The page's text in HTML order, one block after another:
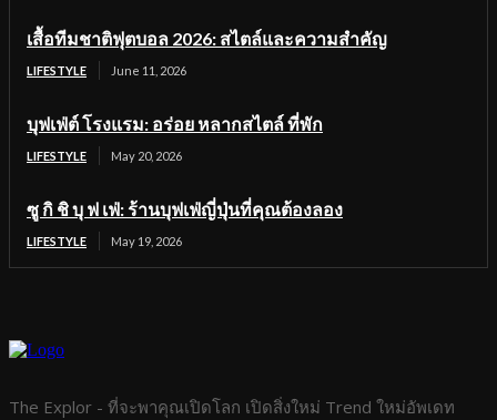
เสื้อทีมชาติฟุตบอล 2026: สไตล์และความสำคัญ
LIFESTYLE June 11, 2026
บุฟเฟ่ต์ โรงแรม: อร่อย หลากสไตล์ ที่พัก
LIFESTYLE May 20, 2026
ซู กิ ชิ บุ ฟ เฟ่: ร้านบุฟเฟ่ญี่ปุ่นที่คุณต้องลอง
LIFESTYLE May 19, 2026
The Explor - ที่จะพาคุณเปิดโลก เปิดสิ่งใหม่ Trend ใหม่อัพเดท